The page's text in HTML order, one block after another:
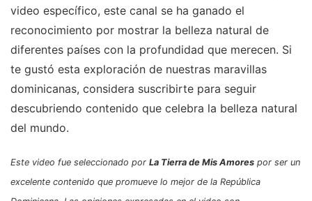
video específico, este canal se ha ganado el
reconocimiento por mostrar la belleza natural de
diferentes países con la profundidad que merecen. Si
te gustó esta exploración de nuestras maravillas
dominicanas, considera suscribirte para seguir
descubriendo contenido que celebra la belleza natural
del mundo.
Este video fue seleccionado por La Tierra de Mis Amores por ser un
excelente contenido que promueve lo mejor de la República